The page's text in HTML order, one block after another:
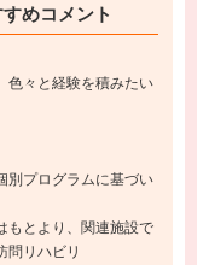
めコメント
色々と経験を積みたい
別プログラムに基づい
もとより、関連施設で
問リハビリ